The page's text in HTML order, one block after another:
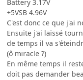
Battery 3.17V
+5VSB 4.96V
C'est donc ce que j'ai
Ensuite j'ai laissé
de temps il va
(ô miracle ?)
En même temps il
doit pas demander